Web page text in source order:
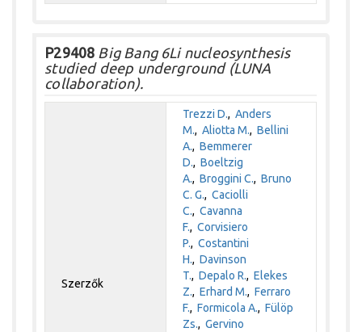
P29408 Big Bang 6Li nucleosynthesis
studied deep underground (LUNA
collaboration).
Szerzők
Trezzi D.,Anders
M.,Aliotta M.,Bellini
A.,Bemmerer
D.,Boeltzig
A.,Broggini C.,Bruno
C. G.,Caciolli
C.,Cavanna
F.,Corvisiero
P.,Costantini
H.,Davinson
T.,Depalo R.,Elekes
Z.,Erhard M.,Ferraro
F.,Formicola A.,Fülöp
Zs.,Gervino